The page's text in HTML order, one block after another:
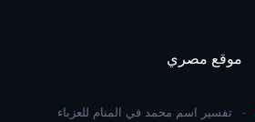
موقع مصري
-
تفسير اسم محمد في المنام للعزباء